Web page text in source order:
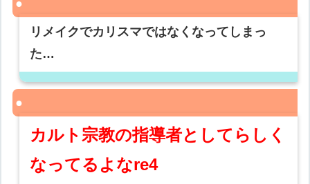
リメイクでカリスマではなくなってしまっ
た…
カルト宗教の指導者としてらしく
なってるよなre4